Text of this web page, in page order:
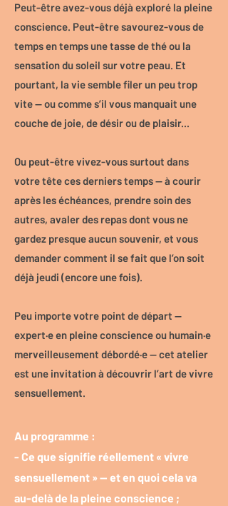
Peut-être avez-vous déjà exploré la pleine
conscience. Peut-être savourez-vous de
temps en temps une tasse de thé ou la
sensation du soleil sur votre peau. Et
pourtant, la vie semble filer un peu trop
vite — ou comme s’il vous manquait une
couche de joie, de désir ou de plaisir...
Ou peut-être vivez-vous surtout dans
votre tête ces derniers temps — à courir
après les échéances, prendre soin des
autres, avaler des repas dont vous ne
gardez presque aucun souvenir, et vous
demander comment il se fait que l’on soit
déjà jeudi (encore une fois).
Peu importe votre point de départ —
expert·e en pleine conscience ou humain·e
merveilleusement débordé·e — cet atelier
est une invitation à découvrir l’art de vivre
sensuellement.
Au programme :
- Ce que signifie réellement « vivre
sensuellement » — et en quoi cela va
au-delà de la pleine conscience ;